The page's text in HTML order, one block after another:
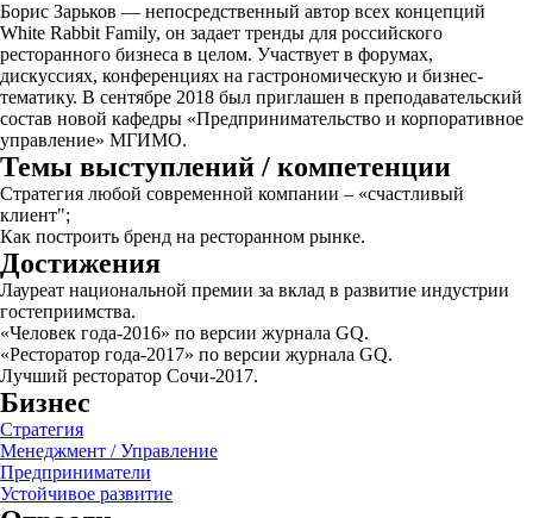
Борис Зарьков — непосредственный автор всех концепций
White Rabbit Family, он задает тренды для российского
ресторанного бизнеса в целом. Участвует в форумах,
дискуссиях, конференциях на гастрономическую и бизнес-
тематику. В сентябре 2018 был приглашен в преподавательский
состав новой кафедры «Предпринимательство и корпоративное
управление» МГИМО.
Темы выступлений / компетенции
Стратегия любой современной компании – «счастливый
клиент";
Как построить бренд на ресторанном рынке.
Достижения
Лауреат национальной премии за вклад в развитие индустрии
гостеприимства.
«Человек года-2016» по версии журнала GQ.
«Ресторатор года-2017» по версии журнала GQ.
Лучший ресторатор Сочи-2017.
Бизнес
Стратегия
Менеджмент / Управление
Предприниматели
Устойчивое развитие